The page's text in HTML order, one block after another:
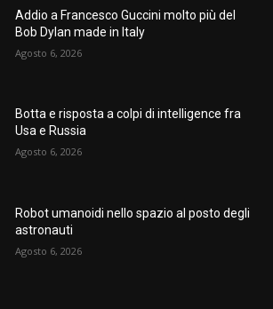
Addio a Francesco Guccini molto più del
Bob Dylan made in Italy
Agosto 6, 2026
Botta e risposta a colpi di intelligence fra
Usa e Russia
Agosto 6, 2026
Robot umanoidi nello spazio al posto degli
astronauti
Agosto 6, 2026